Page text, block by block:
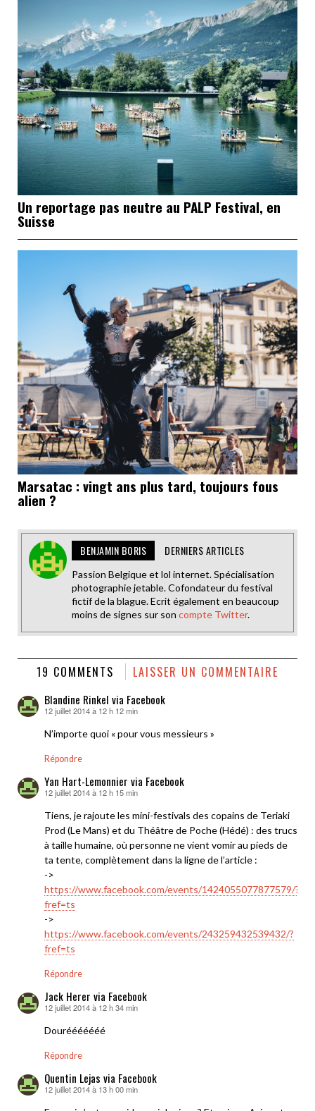
Un reportage pas neutre au PALP Festival, en
Suisse
Marsatac : vingt ans plus tard, toujours fous
alien ?
BENJAMIN BORIS DERNIERS ARTICLES
Passion Belgique et lol internet. Spécialisation
photographie jetable. Cofondateur du festival
fictif de la blague. Ecrit également en beaucoup
moins de signes sur son compte Twitter.
19 COMMENTS LAISSER UN COMMENTAIRE
Blandine Rinkel via Facebook
dit :
12 juillet 2014 à 12 h 12 min
N’importe quoi « pour vous messieurs »
Répondre
Yan Hart-Lemonnier via Facebook
dit :
12 juillet 2014 à 12 h 15 min
Tiens, je rajoute les mini-festivals des copains de Teriaki
Prod (Le Mans) et du Théâtre de Poche (Hédé) : des trucs
à taille humaine, où personne ne vient vomir au pieds de
ta tente, complètement dans la ligne de l’article :
->
https://www.facebook.com/events/1424055077877579/?
fref=ts
->
https://www.facebook.com/events/243259432539432/?
fref=ts
Répondre
Jack Herer via Facebook
dit :
12 juillet 2014 à 12 h 34 min
Dourééééééé
Répondre
Quentin Lejas via Facebook
dit :
12 juillet 2014 à 13 h 00 min